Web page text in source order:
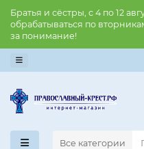
Братья и сёстры, с 4 по 12
обрабатываться по
за понимание!
Все категории